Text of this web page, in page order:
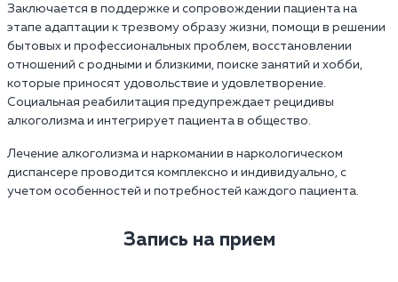
Заключается в поддержке и сопровождении пациента на
этапе адаптации к трезвому образу жизни, помощи в решении
бытовых и профессиональных проблем, восстановлении
отношений с родными и близкими, поиске занятий и хобби,
которые приносят удовольствие и удовлетворение.
Социальная реабилитация предупреждает рецидивы
алкоголизма и интегрирует пациента в общество.
Лечение алкоголизма и наркомании в наркологическом
диспансере проводится комплексно и индивидуально, с
учетом особенностей и потребностей каждого пациента.
Запись на прием